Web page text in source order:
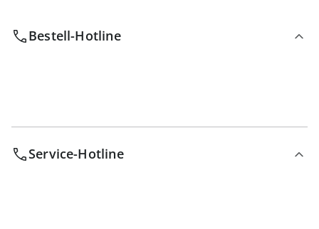
Bestell-Hotline
Service-Hotline